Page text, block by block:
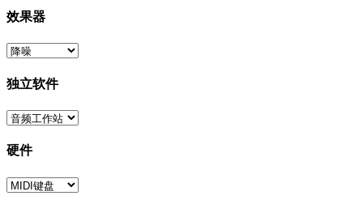
效果器
独立软件
硬件